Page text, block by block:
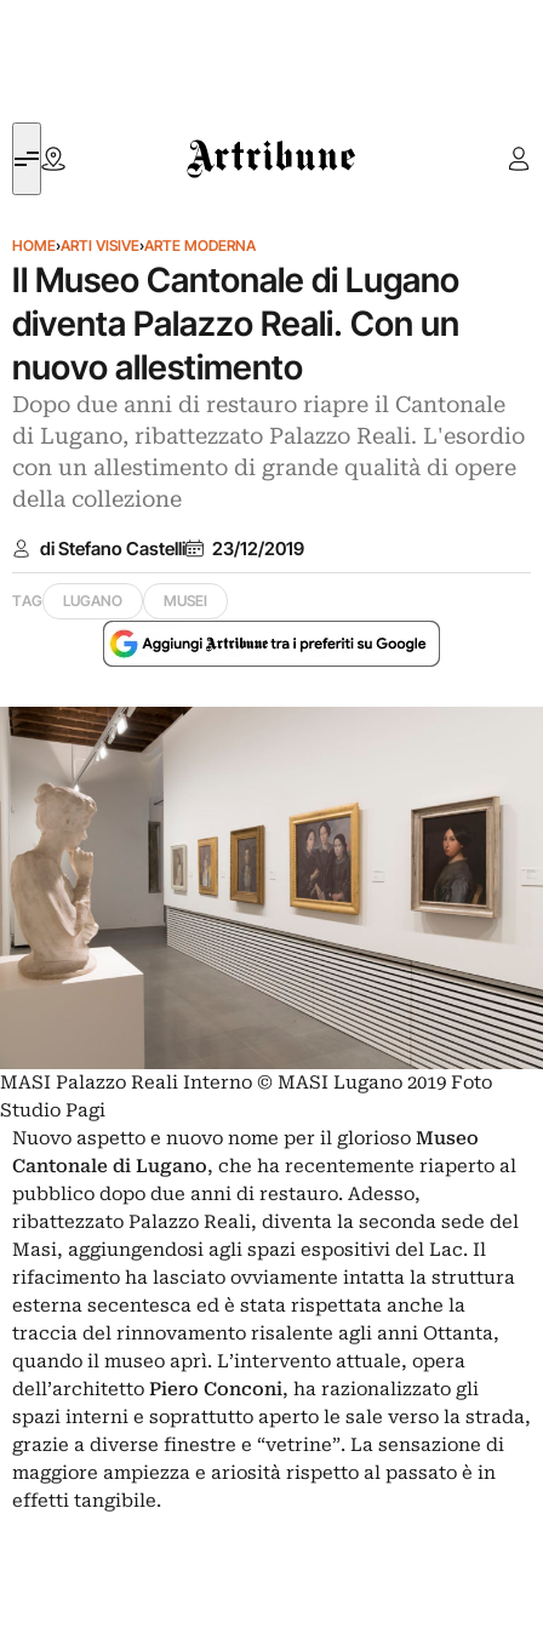
Artribune
HOME›ARTI VISIVE›ARTE MODERNA
Il Museo Cantonale di Lugano
diventa Palazzo Reali. Con un
nuovo allestimento
Dopo due anni di restauro riapre il Cantonale
di Lugano, ribattezzato Palazzo Reali. L'esordio
con un allestimento di grande qualità di opere
della collezione
di Stefano Castelli 23/12/2019
TAG LUGANO MUSEI
MASI Palazzo Reali Interno © MASI Lugano 2019 Foto
Studio Pagi
Nuovo aspetto e nuovo nome per il glorioso Museo
Cantonale di Lugano, che ha recentemente riaperto al
pubblico dopo due anni di restauro. Adesso,
ribattezzato Palazzo Reali, diventa la seconda sede del
Masi, aggiungendosi agli spazi espositivi del Lac. Il
rifacimento ha lasciato ovviamente intatta la struttura
esterna secentesca ed è stata rispettata anche la
traccia del rinnovamento risalente agli anni Ottanta,
quando il museo aprì. L’intervento attuale, opera
dell’architetto Piero Conconi, ha razionalizzato gli
spazi interni e soprattutto aperto le sale verso la strada,
grazie a diverse finestre e “vetrine”. La sensazione di
maggiore ampiezza e ariosità rispetto al passato è in
effetti tangibile.